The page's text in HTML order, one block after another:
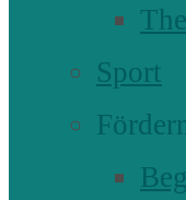
Sport